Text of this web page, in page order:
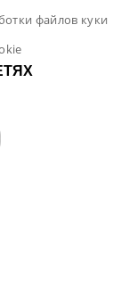
файлов куки